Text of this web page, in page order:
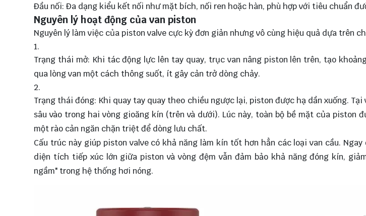
Đầu nối: Đa dạng kiểu kết nối như mặt bích, nối ren hoặc hàn, phù hợp với tiêu chuẩn
Nguyên lý hoạt động của van piston
Nguyên lý làm việc của piston valve cực kỳ đơn giản nhưng vô cùng hiệu quả dựa trên
Trạng thái mở: Khi tác động lực lên tay quay, trục van nâng piston lên trên, tạo
qua lòng van một cách thông suốt, ít gây cản trở dòng chảy.
Trạng thái đóng: Khi quay tay quay theo chiều ngược lại, piston được hạ dần xuống.
sâu vào trong hai vòng gioăng kín (trên và dưới). Lúc này, toàn bộ bề mặt của piston
một rào cản ngăn chặn triệt để dòng lưu chất.
Cấu trúc này giúp piston valve có khả năng làm kín tốt hơn hẳn các loại van cầu.
diện tích tiếp xúc lớn giữa piston và vòng đệm vẫn đảm bảo khả năng đóng kín,
ngầm" trong hệ thống hơi nóng.